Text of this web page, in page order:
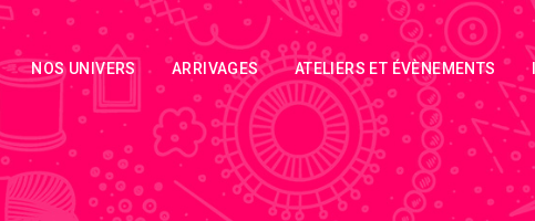
NOS UNIVERS ARRIVAGES ATELIERS ET ÉVÈNEMENTS
ACCUEIL
NOS UNIVERS
ARRIVAGES
ATELIERS ET